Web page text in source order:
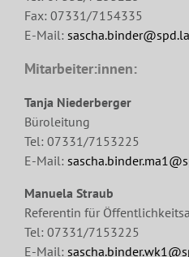
Fax: 07331/7154335
E-Mail:
Mitarbeiter:innen:
Tanja Niederberger
Büroleitung
Tel: 07331/7153225
E-Mail:
Manuela Straub
Referentin für
Tel: 07331/7153225
E-Mail: